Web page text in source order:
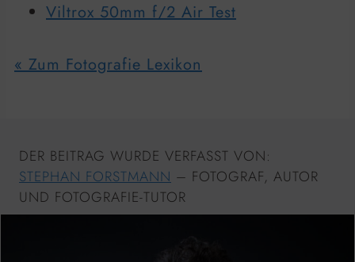
Viltrox 50mm f/2 Air Test
« Zum Fotografie Lexikon
DER BEITRAG WURDE VERFASST VON:
STEPHAN FORSTMANN – FOTOGRAF, AUTOR
UND FOTOGRAFIE-TUTOR